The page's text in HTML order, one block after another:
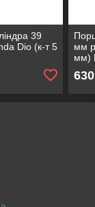
39
Dio (к-т 5
мм
мм)
630